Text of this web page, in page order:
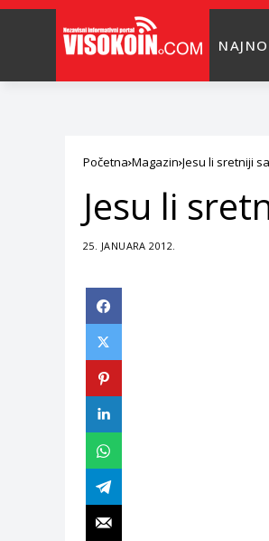
Početna Magazin Jesu li sretniji
Jesu li
25. JANUARA 2012.